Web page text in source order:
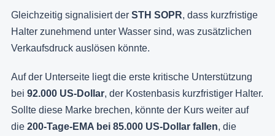
Gleichzeitig signalisiert der STH SOPR, dass kurzfristige
Halter zunehmend unter Wasser sind, was zusätzlichen
Verkaufsdruck auslösen könnte.
Auf der Unterseite liegt die erste kritische Unterstützung
bei 92.000 US-Dollar, der Kostenbasis kurzfristiger Halter.
Sollte diese Marke brechen, könnte der Kurs weiter auf
die 200-Tage-EMA bei 85.000 US-Dollar fallen, die